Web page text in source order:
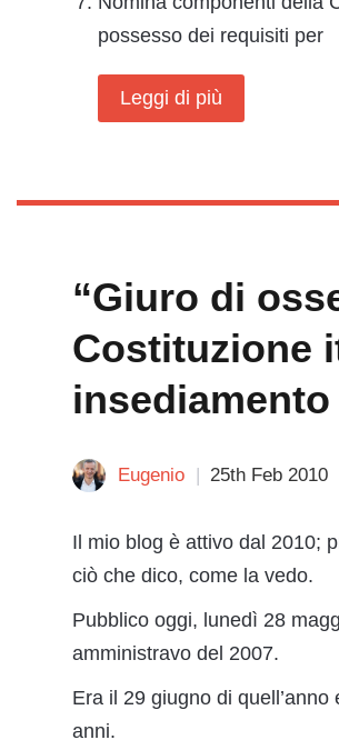
possesso dei requisiti per
Leggi di più
“Giuro di
Costituzione
insediamento
Eugenio 25th Feb 2010
Il mio blog è attivo dal 2010;
ciò che dico, come la vedo.
Pubblico oggi, lunedì 28
amministravo del 2007.
Era il 29 giugno di
anni.